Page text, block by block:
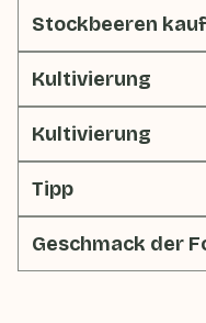
Stockbeeren
Kultivierung
Kultivierung
Tipp
Geschmack der